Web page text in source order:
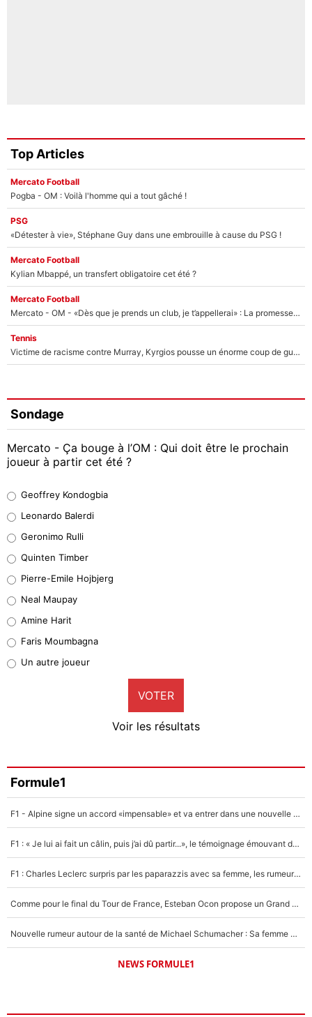
Top Articles
Mercato Football
Pogba - OM : Voilà l'homme qui a tout gâché !
PSG
«Détester à vie», Stéphane Guy dans une embrouille à cause du PSG !
Mercato Football
Kylian Mbappé, un transfert obligatoire cet été ?
Mercato Football
Mercato - OM - «Dès que je prends un club, je t’appellerai» : La promesse de Marcelino au moment de claquer la porte
Tennis
Victime de racisme contre Murray, Kyrgios pousse un énorme coup de gueule !
Sondage
Mercato - Ça bouge à l’OM : Qui doit être le prochain
joueur à partir cet été ?
38%
32%
5%
1%
9%
Faris Moumbagna
5%
Un autre joueur
5%
Geoffrey Kondogbia
Leonardo Balerdi
Geronimo Rulli
Quinten Timber
Pierre-Emile Hojbjerg
Neal Maupay
Amine Harit
Faris Moumbagna
Un autre joueur
VOTER
Voir les résultats
Formule1
F1 - Alpine signe un accord «impensable» et va entrer dans une nouvelle dimension : Grande nouvelle pour Pierre Gasly !
F1 : « Je lui ai fait un câlin, puis j’ai dû partir...», le témoignage émouvant de Max Verstappen sur sa fille
F1 : Charles Leclerc surpris par les paparazzis avec sa femme, les rumeurs étaient vraies !
Comme pour le final du Tour de France, Esteban Ocon propose un Grand Prix de Formule 1 à Paris : «Autour de l’Arc de Triomphe, ce serait génial» !
Nouvelle rumeur autour de la santé de Michael Schumacher : Sa femme Corinna sort du silence
NEWS FORMULE1